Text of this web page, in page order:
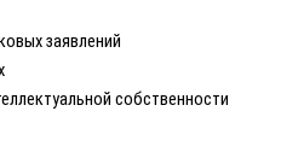
заявлений
собственности